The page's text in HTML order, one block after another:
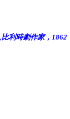
利時劇作家，1862